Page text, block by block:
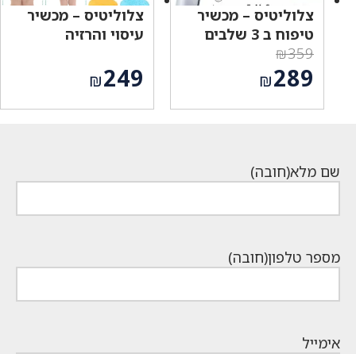
צלוליטיס – מכשיר
טיפוח ב 3 שלבים
₪359
המחיר
המקורי
היה:
₪289
צלוליטיס – מכשיר
עיסוי והרזיה
₪249
שם מלא(חובה)
מספר טלפון(חובה)
אימייל